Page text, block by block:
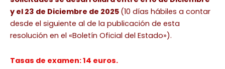
y el 23 de Diciembre de 2025 (10 días hábiles a contar
desde el siguiente al de la publicación de esta
resolución en el «Boletín Oficial del Estado»).
Tasas de examen: 14 euros.